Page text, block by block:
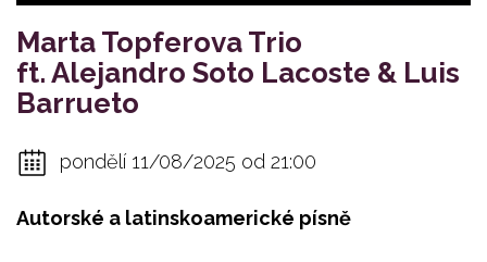
Marta Topferova Trio
ft. Alejandro Soto Lacoste & Luis
Barrueto
pondělí 11/08/2025 od 21:00
Autorské a latinskoamerické písně